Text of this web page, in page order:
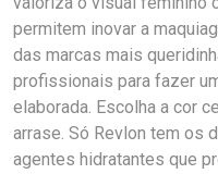
permitem inovar a
das marcas mais
profissionais para fazer
elaborada. Escolha a cor
arrase. Só Revlon tem os
agentes hidratantes que